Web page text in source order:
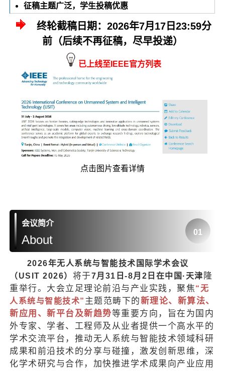
征稿主题广泛，学生投稿优惠
终轮截稿日期：2026年7月17日23:59分
前（后续不再征稿，尽早投递）
已上线至IEEE官方列表
点击图片查看详情
会议简介
About
01
2026年无人系统与智能技术国际学术会议
（USIT 2026） 将于7月31日-8月2日在中国·天津 隆
重举行。大会立足理论前沿与产业实践，聚焦“无
人系统与智能技术” 主题范畴下的新理论、新算法、
新应用、新平台及新趋势等重要方向，旨在为国内
外专家、学者、工程师及从业者提供一个高水平的
学术交流平台，推动无人系统与智能技术领域科研
成果和前沿技术的分享与碰撞，激发创新思维，深
化学术研究与合作，加快推进学术成果向产业应用